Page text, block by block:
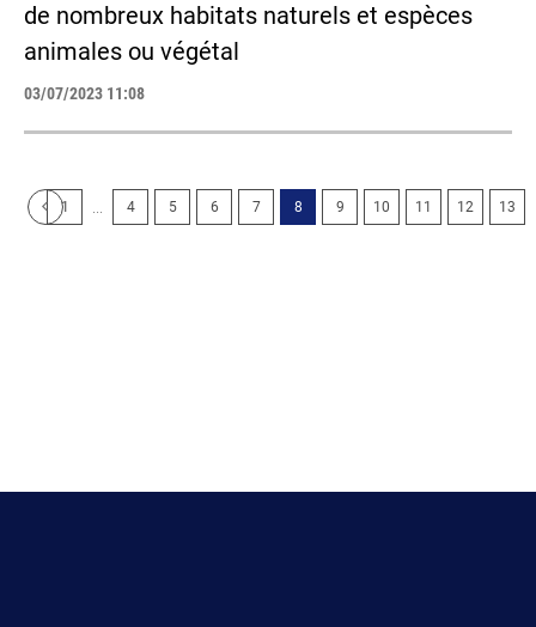
de nombreux habitats naturels et espèces
animales ou végétal
03/07/2023 11:08
1 4 5 6 7 8 9 10 11 12 13